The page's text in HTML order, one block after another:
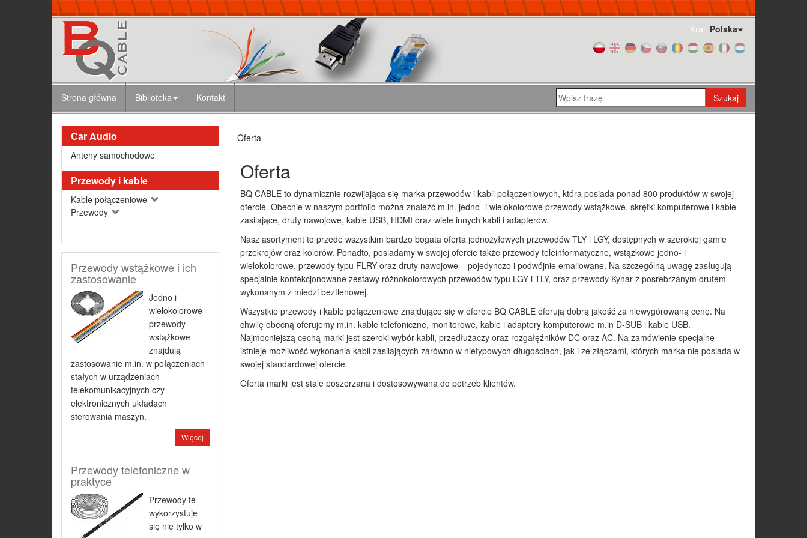
Kraj: Polska
Strona główna Biblioteka Kontakt Szukaj
Car Audio
Anteny samochodowe
Przewody i kable
Kable połączeniowe
Przewody
Przewody wstążkowe i ich
zastosowanie
Jedno i
wielokolorowe
przewody
wstążkowe
znajdują
zastosowanie m.in. w połączeniach
stałych w urządzeniach
telekomunikacyjnych czy
elektronicznych układach
sterowania maszyn.
Więcej
Przewody telefoniczne w
praktyce
Przewody te
wykorzystuje
się nie tylko w
Oferta
Oferta
BQ CABLE to dynamicznie rozwijająca się marka przewodów i kabli połączeniowych, która posiada ponad 800 produktów w swojej
ofercie. Obecnie w naszym portfolio można znaleźć m.in. jedno- i wielokolorowe przewody wstążkowe, skrętki komputerowe i kable
zasilające, druty nawojowe, kable USB, HDMI oraz wiele innych kabli i adapterów.
Nasz asortyment to przede wszystkim bardzo bogata oferta jednożyłowych przewodów TLY i LGY, dostępnych w szerokiej gamie
przekrojów oraz kolorów. Ponadto, posiadamy w swojej ofercie także przewody teleinformatyczne, wstążkowe jedno- i
wielokolorowe, przewody typu FLRY oraz druty nawojowe – pojedynczo i podwójnie emaliowane. Na szczególną uwagę zasługują
specjalnie konfekcjonowane zestawy różnokolorowych przewodów typu LGY i TLY, oraz przewody Kynar z posrebrzanym drutem
wykonanym z miedzi beztlenowej.
Wszystkie przewody i kable połączeniowe znajdujące się w ofercie BQ CABLE oferują dobrą jakość za niewygórowaną cenę. Na
chwilę obecną oferujemy m.in. kable telefoniczne, monitorowe, kable i adaptery komputerowe m.in D-SUB i kable USB.
Najmocniejszą cechą marki jest szeroki wybór kabli, przedłużaczy oraz rozgałęźników DC oraz AC. Na zamówienie specjalne
istnieje możliwość wykonania kabli zasilających zarówno w nietypowych długościach, jak i ze złączami, których marka nie posiada w
swojej standardowej ofercie.
Oferta marki jest stale poszerzana i dostosowywana do potrzeb klientów.